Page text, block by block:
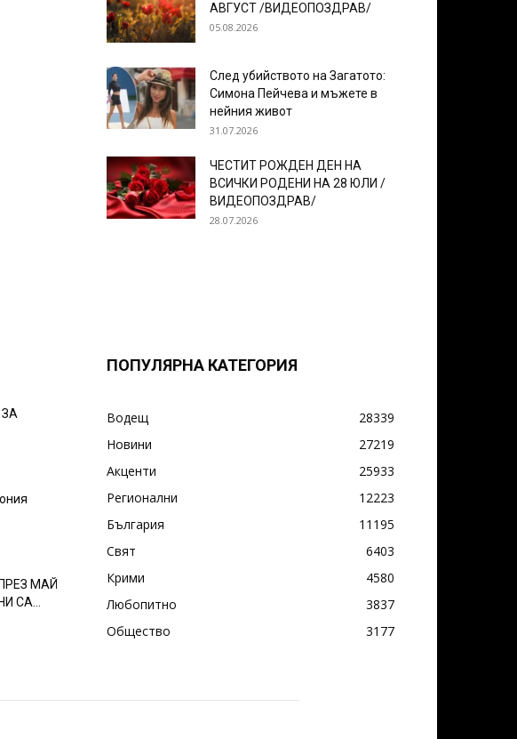
АВГУСТ /ВИДЕОПОЗДРАВ/
05.08.2026
След убийството на Загатото:
Симона Пейчева и мъжете в
нейния живот
31.07.2026
ЧЕСТИТ РОЖДЕН ДЕН НА
ВСИЧКИ РОДЕНИ НА 28 ЮЛИ /
ВИДЕОПОЗДРАВ/
28.07.2026
МАЙ
СА…
ПОПУЛЯРНА КАТЕГОРИЯ
Водещ
28339
Новини
27219
Акценти
25933
Регионални
12223
България
11195
Свят
6403
Крими
4580
Любопитно
3837
Общество
3177